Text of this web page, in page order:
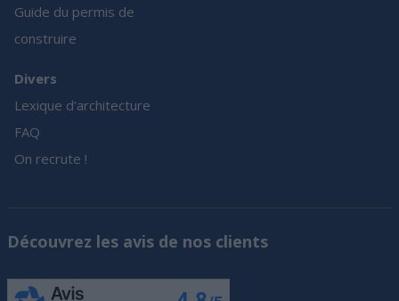
Guide du permis de
construire
Divers
Lexique d’architecture
FAQ
On recrute !
Découvrez les avis de nos clients